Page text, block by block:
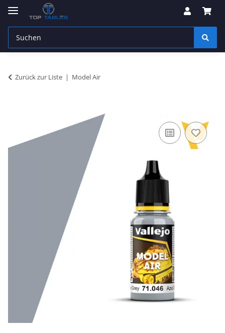
Zurück zur Liste Model Air